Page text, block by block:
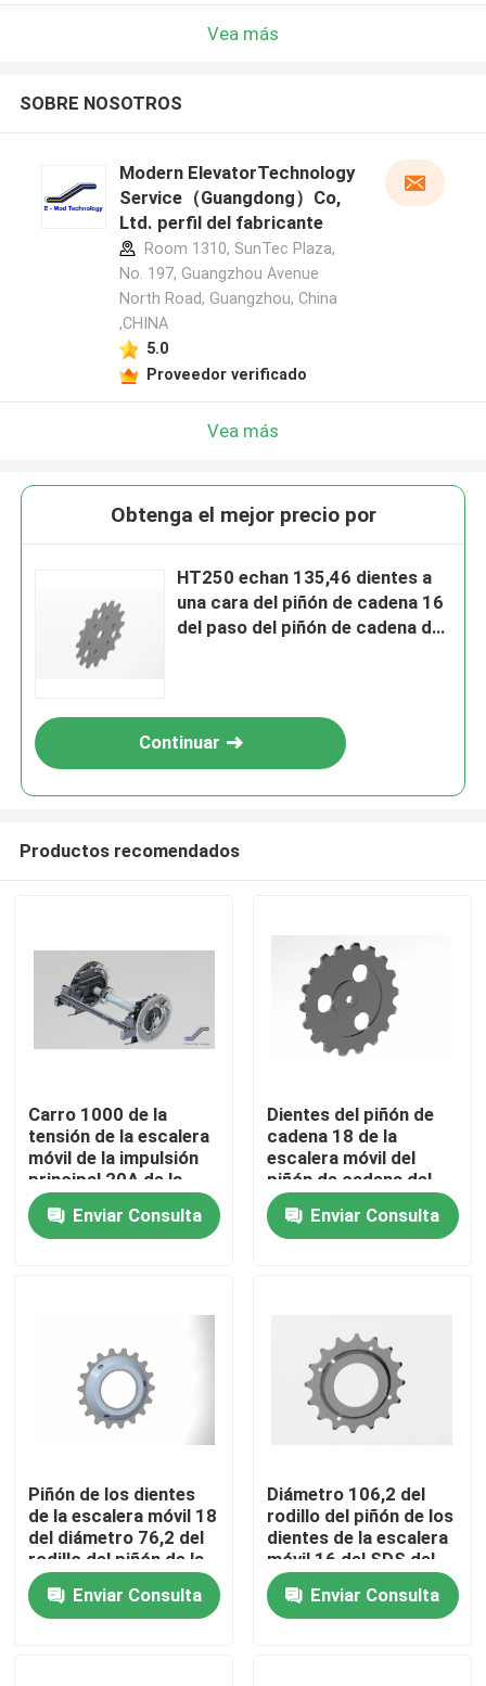
Hogar
productos
Sobre nosotros
Contáctenos
Solicitar presupuesto
Modernización de la escalera móvil
Vea más
SOBRE NOSOTROS
Modern ElevatorTechnology
Service（Guangdong）Co,
Ltd. perfil del fabricante
Room 1310, SunTec Plaza,
No. 197, Guangzhou Avenue
North Road, Guangzhou, China
,CHINA
5.0
Proveedor verificado
Vea más
Obtenga el mejor precio por
HT250 echan 135,46 dientes a
una cara del piñón de cadena 16
del paso del piñón de cadena de
Continuar
Productos recomendados
Carro 1000 de la
tensión de la escalera
móvil de la impulsión
principal 20A de la
escalera móvil de la
anchuraEnviar Consulta
Dientes del piñón de
cadena 18 de la
escalera móvil del
piñón de cadena del
paso de la echada
135,46Enviar Consulta
Piñón de los dientes
de la escalera móvil 18
del diámetro 76,2 del
rodillo del piñón de la
escalera móvil HT250
Enviar Consulta
Diámetro 106,2 del
rodillo del piñón de los
dientes de la escalera
móvil 16 del SDS del
piñón de la escalera
móvil de la echada
135,46
Enviar Consulta